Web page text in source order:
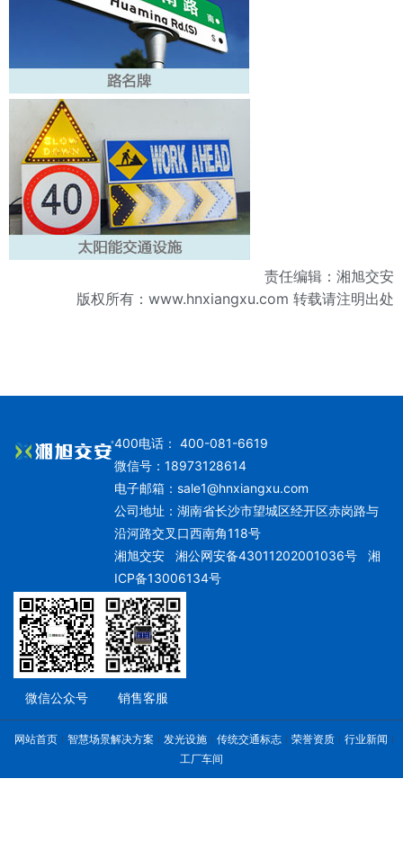
责任编辑：湘旭交安
版权所有： www.hnxiangxu.com 转载请注明出处
400电话： 400-081-6619
微信号：18973128614
电子邮箱： sale1@hnxiangxu.com
公司地址：湖南省长沙市望城区经开区赤岗路与
沿河路交叉口西南角118号
湘旭交安湘公网安备43011202001036号
湘
ICP备13006134号
微信公众号 销售客服
网站首页 智慧场景解决方案 发光设施 传统交通标志 荣誉资质
行业新闻
工厂车间